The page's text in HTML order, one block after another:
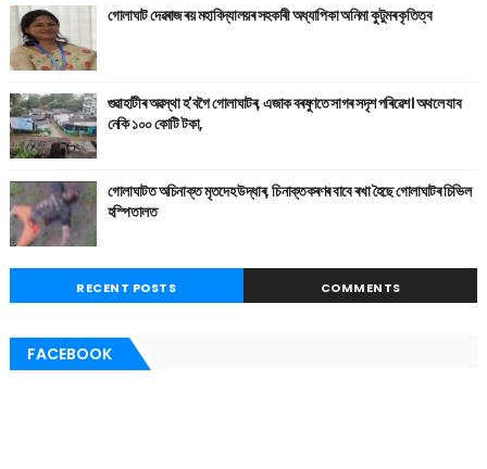
গোলাঘাট দেৱৰাজ ৰয় মহাবিদ্যালয়ৰ সহকাৰী অধ্যাপিকা অনিমা কুটুমৰ কৃতিত্ব
গুৱাহাটীৰ অৱস্থা হ'বগৈ গোলাঘাটৰ, এজাক বৰষুণতে সাগৰ সদৃশ পৰিৱেশ। অথলে যাব
নেকি ১০০ কোটি টকা,
গোলাঘাটত অচিনাক্ত মৃতদেহ উদ্ধাৰ, চিনাক্তকৰণৰ বাবে ৰখা হৈছে গোলাঘাটৰ চিভিল
হস্পিতালত
RECENT POSTS COMMENTS
FACEBOOK